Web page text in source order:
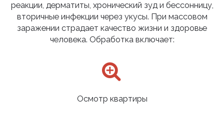
реакции, дерматиты, хронический зуд и бессонницу,
вторичные инфекции через укусы. При массовом
заражении страдает качество жизни и здоровье
человека. Обработка включает:
Осмотр квартиры